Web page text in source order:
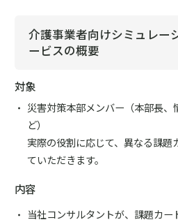
介護事業者向けシミュレー
ービスの概要
対象
災害対策本部メンバー（本部長
ど）
実際の役割に応じて、異なる課題
ていただきます。
内容
当社コンサルタントが、課題カー